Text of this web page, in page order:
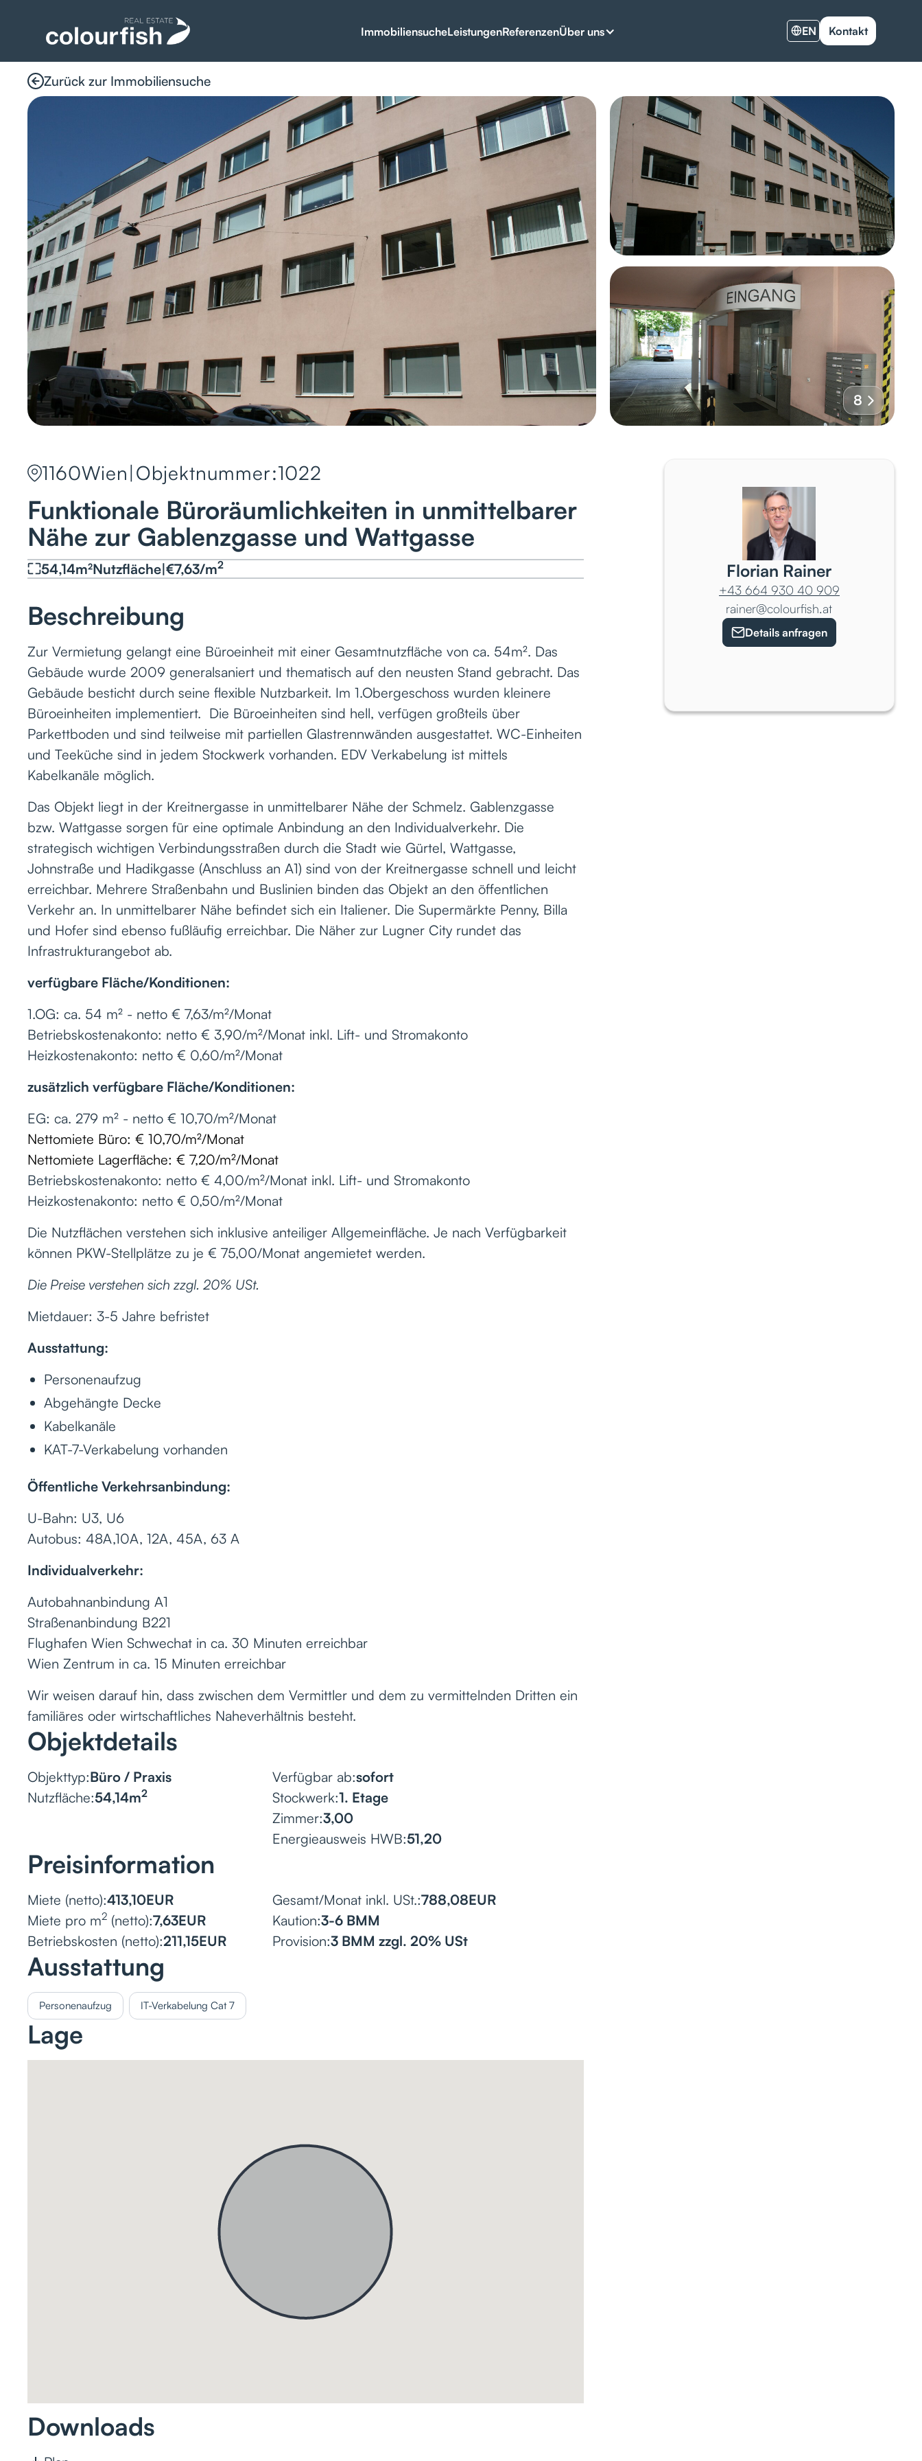
ImmobiliensucheLeistungenReferenzenÜber uns EN Kontakt
Zurück zur Immobiliensuche
8
1160Wien|Objektnummer:1022
Funktionale Büroräumlichkeiten in unmittelbarer
Nähe zur Gablenzgasse und Wattgasse
54,14m²Nutzfläche|€7,63/m2
Beschreibung
Zur Vermietung gelangt eine Büroeinheit mit einer Gesamtnutzfläche von ca. 54m². Das
Gebäude wurde 2009 generalsaniert und thematisch auf den neusten Stand gebracht. Das
Gebäude besticht durch seine flexible Nutzbarkeit. Im 1.Obergeschoss wurden kleinere
Büroeinheiten implementiert. Die Büroeinheiten sind hell, verfügen großteils über
Parkettboden und sind teilweise mit partiellen Glastrennwänden ausgestattet. WC-Einheiten
und Teeküche sind in jedem Stockwerk vorhanden. EDV Verkabelung ist mittels
Kabelkanäle möglich.
Das Objekt liegt in der Kreitnergasse in unmittelbarer Nähe der Schmelz. Gablenzgasse
bzw. Wattgasse sorgen für eine optimale Anbindung an den Individualverkehr. Die
strategisch wichtigen Verbindungsstraßen durch die Stadt wie Gürtel, Wattgasse,
Johnstraße und Hadikgasse (Anschluss an A1) sind von der Kreitnergasse schnell und leicht
erreichbar. Mehrere Straßenbahn und Buslinien binden das Objekt an den öffentlichen
Verkehr an. In unmittelbarer Nähe befindet sich ein Italiener. Die Supermärkte Penny, Billa
und Hofer sind ebenso fußläufig erreichbar. Die Näher zur Lugner City rundet das
Infrastrukturangebot ab.
verfügbare Fläche/Konditionen:
1.OG: ca. 54 m² - netto € 7,63/m²/Monat
Betriebskostenakonto: netto € 3,90/m²/Monat inkl. Lift- und Stromakonto
Heizkostenakonto: netto € 0,60/m²/Monat
zusätzlich verfügbare Fläche/Konditionen:
EG: ca. 279 m² - netto € 10,70/m²/Monat
Nettomiete Büro: € 10,70/m²/Monat
Nettomiete Lagerfläche: € 7,20/m²/Monat
Betriebskostenakonto: netto € 4,00/m²/Monat inkl. Lift- und Stromakonto
Heizkostenakonto: netto € 0,50/m²/Monat
Die Nutzflächen verstehen sich inklusive anteiliger Allgemeinfläche. Je nach Verfügbarkeit
können PKW-Stellplätze zu je € 75,00/Monat angemietet werden.
Die Preise verstehen sich zzgl. 20% USt.
Mietdauer: 3-5 Jahre befristet
Ausstattung:
Personenaufzug
Abgehängte Decke
Kabelkanäle
KAT-7-Verkabelung vorhanden
Öffentliche Verkehrsanbindung:
U-Bahn: U3, U6
Autobus: 48A,10A, 12A, 45A, 63 A
Individualverkehr:
Autobahnanbindung A1
Straßenanbindung B221
Flughafen Wien Schwechat in ca. 30 Minuten erreichbar
Wien Zentrum in ca. 15 Minuten erreichbar
Wir weisen darauf hin, dass zwischen dem Vermittler und dem zu vermittelnden Dritten ein
familiäres oder wirtschaftliches Naheverhältnis besteht.
Objektdetails
Objekttyp:Büro / Praxis
Nutzfläche:54,14m2
Verfügbar ab:sofort
Stockwerk:1. Etage
Zimmer:3,00
Energieausweis HWB:51,20
Preisinformation
Miete (netto):413,10EUR
Miete pro m2 (netto):7,63EUR
Betriebskosten (netto):211,15EUR
Gesamt/Monat inkl. USt.:788,08EUR
Kaution:3-6 BMM
Provision:3 BMM zzgl. 20% USt
Ausstattung
Personenaufzug IT-Verkabelung Cat 7
Lage
Downloads
Florian Rainer
+43 664 930 40 909
rainer@colourfish.at
Details anfragen